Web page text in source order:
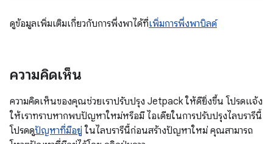
ดูข้อมูลเพิ่มเติมเกี่ยวกับการพึ่งพาได้ที่เพิ่มการพึ่งพาบิลด์
ความคิดเห็น
ความคิดเห็นของคุณช่วยเราปรับปรุง Jetpack ให้ดียิ่งขึ้น โปรดแจ้ง
ให้เราทราบหากพบปัญหาใหม่หรือมี ไอเดียในการปรับปรุงไลบรารีนี้
โปรดดูปัญหาที่มีอยู่ ในไลบรารีนี้ก่อนสร้างปัญหาใหม่ คุณสามารถ